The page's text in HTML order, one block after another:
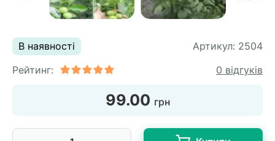
В наявності Артикул: 2504
Рейтинг:
0 відгуків
99.00 грн